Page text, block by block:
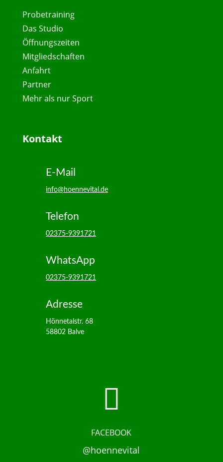
Probetraining
Das Studio
Öffnungszeiten
Mitgliedschaften
Anfahrt
Partner
Mehr als nur Sport
Kontakt
E-Mail
info@hoennevital.de
Telefon
02375-9391721
WhatsApp
02375-9391721
Adresse
Hönnetalstr. 68
58802 Balve

FACEBOOK
@hoennevital